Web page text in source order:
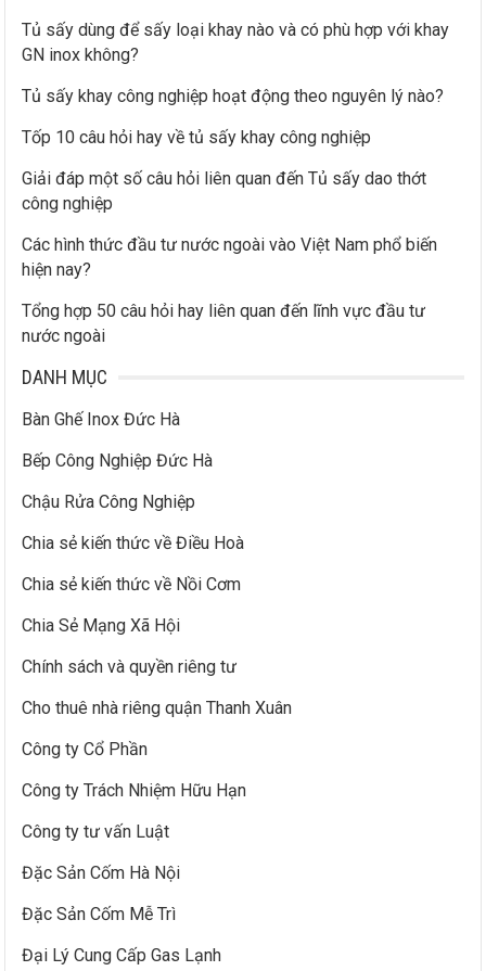
Tủ sấy dùng để sấy loại khay nào và có phù hợp với khay
GN inox không?
Tủ sấy khay công nghiệp hoạt động theo nguyên lý nào?
Tốp 10 câu hỏi hay về tủ sấy khay công nghiệp
Giải đáp một số câu hỏi liên quan đến Tủ sấy dao thớt
công nghiệp
Các hình thức đầu tư nước ngoài vào Việt Nam phổ biến
hiện nay?
Tổng hợp 50 câu hỏi hay liên quan đến lĩnh vực đầu tư
nước ngoài
DANH MỤC
Bàn Ghế Inox Đức Hà
Bếp Công Nghiệp Đức Hà
Chậu Rửa Công Nghiệp
Chia sẻ kiến thức về Điều Hoà
Chia sẻ kiến thức về Nồi Cơm
Chia Sẻ Mạng Xã Hội
Chính sách và quyền riêng tư
Cho thuê nhà riêng quận Thanh Xuân
Công ty Cổ Phần
Công ty Trách Nhiệm Hữu Hạn
Công ty tư vấn Luật
Đặc Sản Cốm Hà Nội
Đặc Sản Cốm Mễ Trì
Đại Lý Cung Cấp Gas Lạnh